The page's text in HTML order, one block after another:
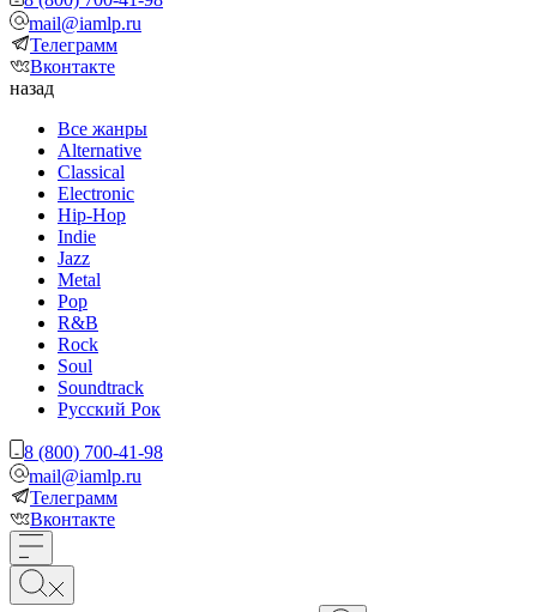
mail@iamlp.ru
Телеграмм
Вконтакте
назад
Все жанры
Alternative
Classical
Electronic
Hip-Hop
Indie
Jazz
Metal
Pop
R&B
Rock
Soul
Soundtrack
Русский Рок
8 (800) 700-41-98
mail@iamlp.ru
Телеграмм
Вконтакте